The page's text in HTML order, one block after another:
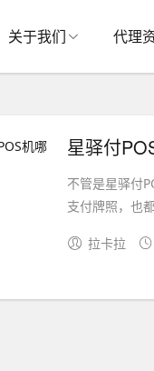
关于我们 代理
星驿付
不管是星驿付
支付牌照，也
拉卡拉